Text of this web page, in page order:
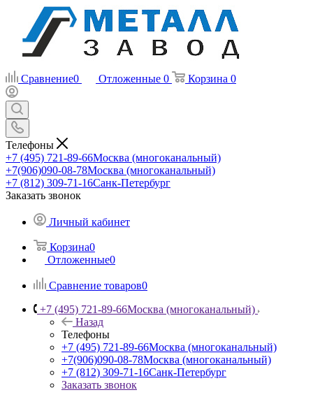
Сравнение0 Отложенные 0 Корзина 0
Телефоны
+7 (495) 721-89-66Москва (многоканальный)
+7(906)090-08-78Москва (многоканальный)
+7 (812) 309-71-16Санк-Петербург
Заказать звонок
Личный кабинет
Корзина0
Отложенные0
Сравнение товаров0
+7 (495) 721-89-66Москва (многоканальный)
Назад
Телефоны
+7 (495) 721-89-66Москва (многоканальный)
+7(906)090-08-78Москва (многоканальный)
+7 (812) 309-71-16Санк-Петербург
Заказать звонок